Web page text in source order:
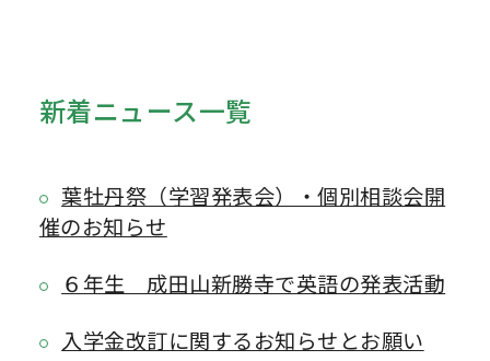
新着ニュース一覧
葉牡丹祭（学習発表会）・個別相談会開
催のお知らせ
６年生 成田山新勝寺で英語の発表活動
入学金改訂に関するお知らせとお願い